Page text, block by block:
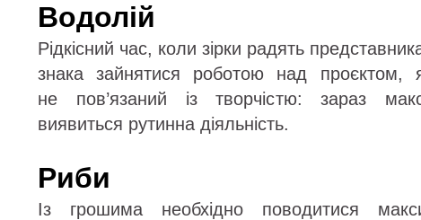
Водолій
Рідкісний час, коли зірки радять
знака зайнятися роботою над
не пов’язаний із творчістю: зараз
виявиться рутинна діяльність.
Риби
Із грошима необхідно поводитися